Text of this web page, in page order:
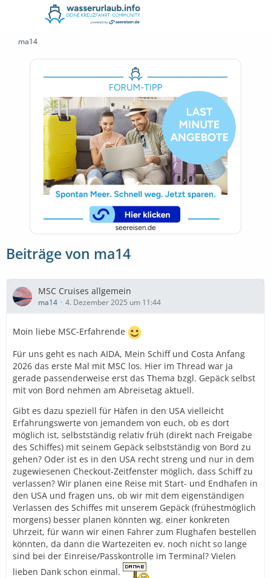
ma14
Beiträge von ma14
MSC Cruises allgemein
ma14 4. Dezember 2025 um 11:44
Moin liebe MSC-Erfahrende
Für uns geht es nach AIDA, Mein Schiff und Costa Anfang
2026 das erste Mal mit MSC los. Hier im Thread war ja
gerade passenderweise erst das Thema bzgl. Gepäck selbst
mit von Bord nehmen am Abreisetag aktuell.
Gibt es dazu speziell für Häfen in den USA vielleicht
Erfahrungswerte von jemandem von euch, ob es dort
möglich ist, selbstständig relativ früh (direkt nach Freigabe
des Schiffes) mit seinem Gepäck selbstständig von Bord zu
gehen? Oder ist es in den USA recht streng und nur in dem
zugewiesenen Checkout-Zeitfenster möglich, dass Schiff zu
verlassen? Wir planen eine Reise mit Start- und Endhafen in
den USA und fragen uns, ob wir mit dem eigenständigen
Verlassen des Schiffes mit unserem Gepäck (frühestmöglich
morgens) besser planen könnten wg. einer konkreten
Uhrzeit, für wann wir einen Fahrer zum Flughafen bestellen
könnten, da dann die Wartezeiten ev. noch nicht so lange
sind bei der Einreise/Passkontrolle im Terminal? Vielen
lieben Dank schon einmal.